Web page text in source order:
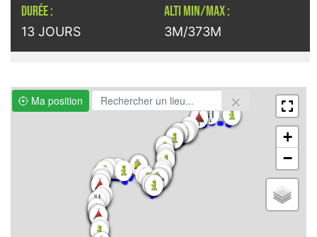
DURÉE :
13 JOURS
ALTI MIN/MAX :
3M/373M
Ma position
+
−